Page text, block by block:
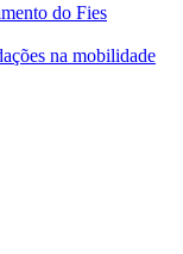
do Fies
na mobilidade